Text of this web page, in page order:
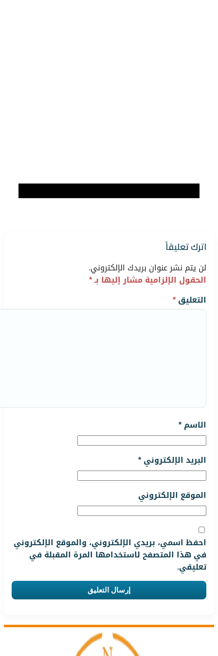
اترك تعليقاً
لن يتم نشر عنوان بريدك الإلكتروني.
الحقول الإلزامية مشار إليها بـ*
التعليق*
الاسم*
البريد الإلكتروني*
الموقع الإلكتروني
احفظ اسمي، بريدي الإلكتروني، والموقع الإلكتروني
في هذا المتصفح لاستخدامها المرة المقبلة في
تعليقي.